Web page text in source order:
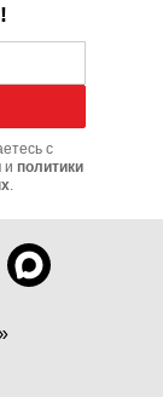
с
и политики
.